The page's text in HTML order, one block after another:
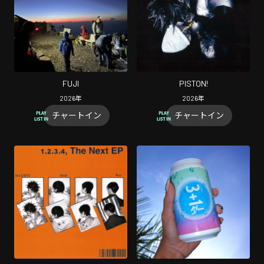
FUJI
2026年
チャートイン
PISTON!
2026年
チャートイン